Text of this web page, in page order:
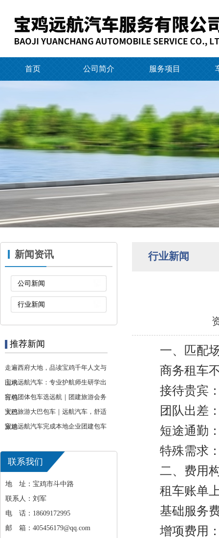
首页 公司简介 服务项目
新闻资讯
公司新闻
行业新闻
推荐新闻
走遍西府大地，品读宝鸡千年人文与
山水
宝鸡远航汽车：专业护航师生研学出
行包
宝鸡团体包车选远航｜团建旅游会务
大巴
宝鸡旅游大巴包车｜远航汽车，舒适
旅途
宝鸡远航汽车完成本地企业团建包车
联系我们
地 址：宝鸡市斗中路
联系人：刘军
电 话：18609172995
邮 箱：405456179@qq.com
行业新闻
一、匹配场
商务租车
接待贵宾：
团队出差：
短途通勤：
特殊需求：
二、费用构
租车账单上
基础服务费
增项费用：